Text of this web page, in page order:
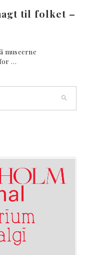
til folket –
– på museerne
…